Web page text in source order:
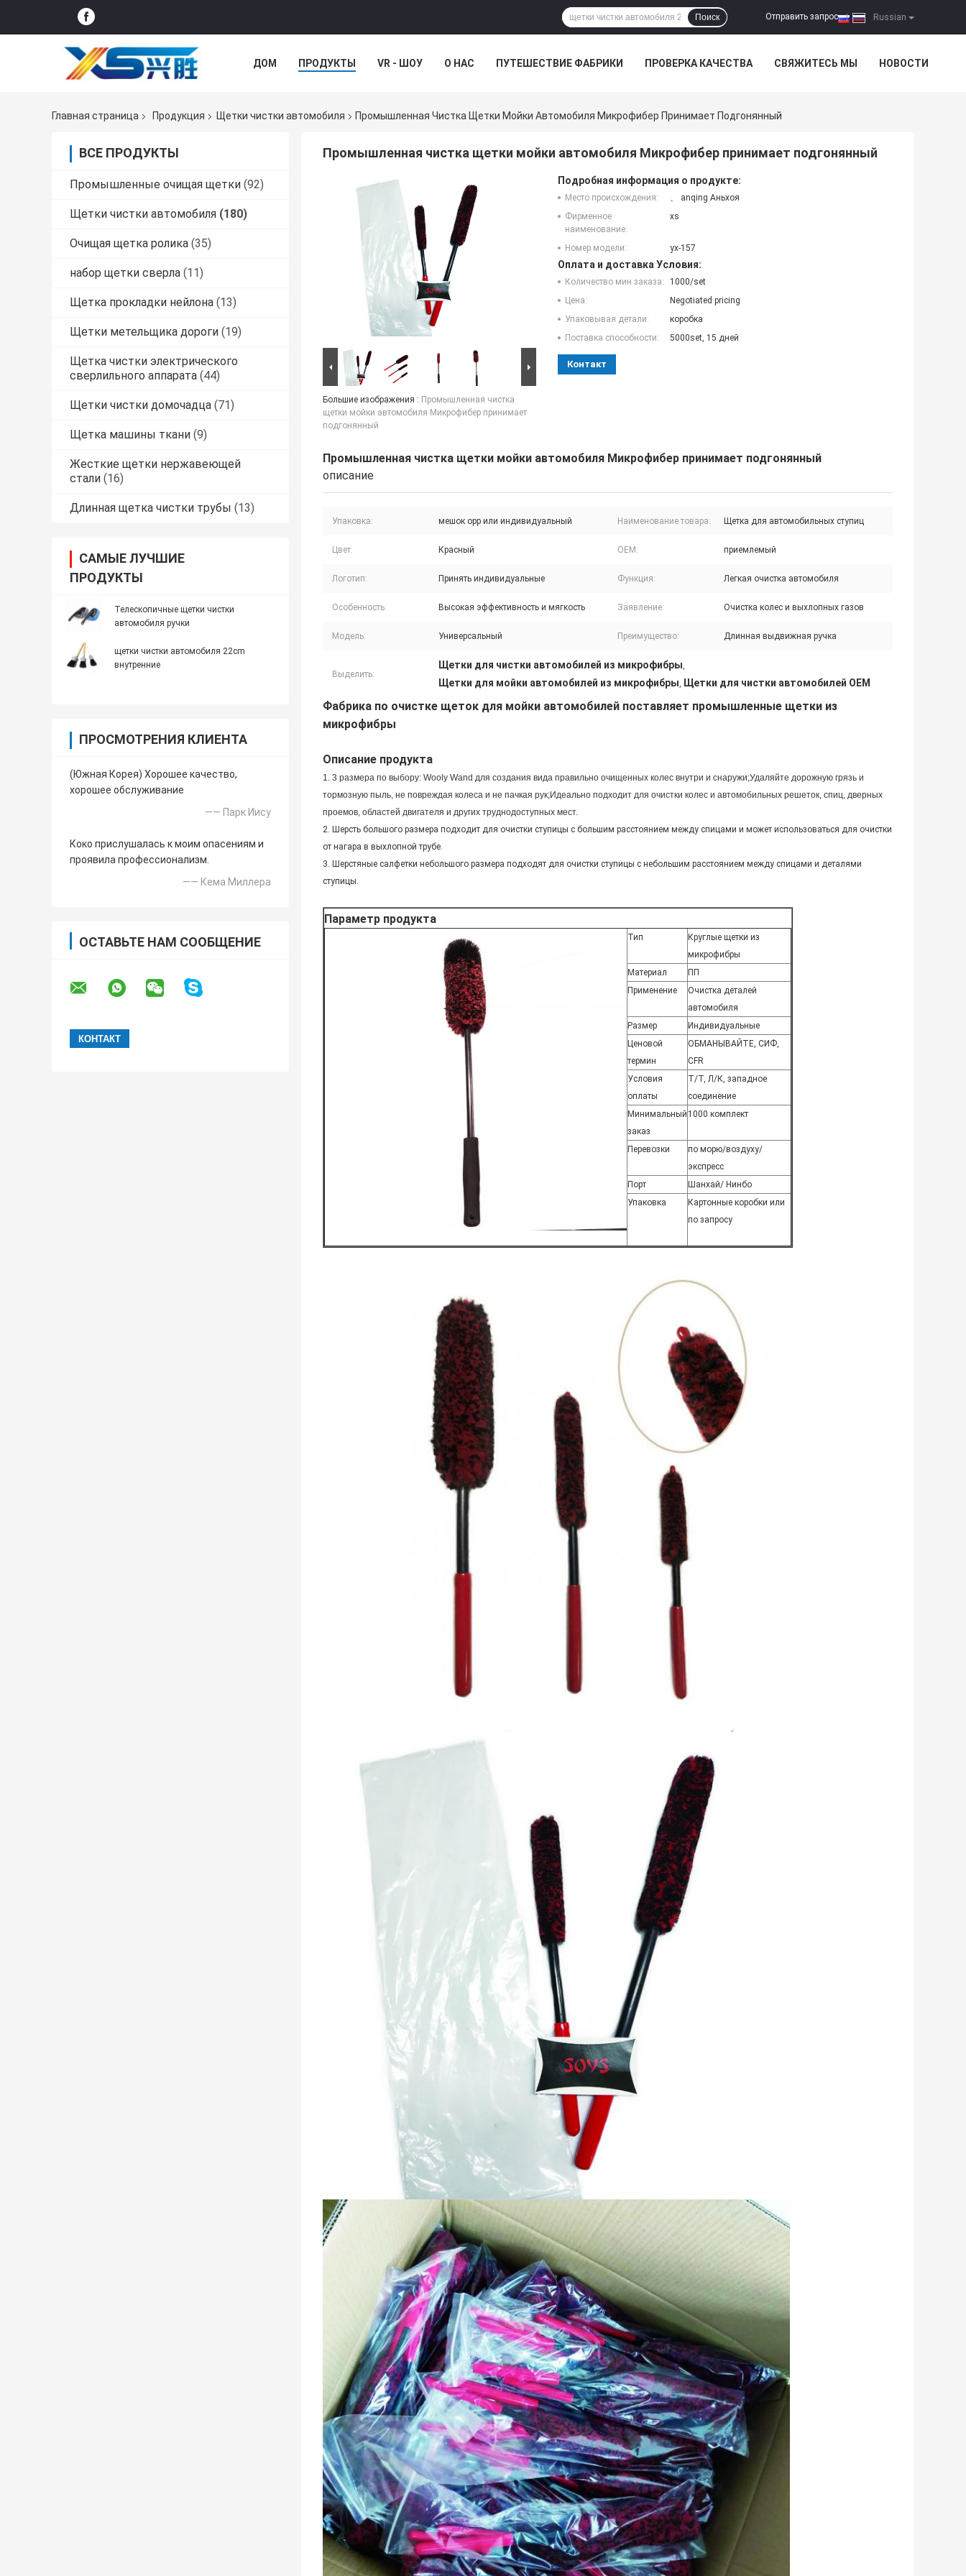
Russian
Отправить запрос |
Поиск
ДОМ ПРОДУКТЫ VR - ШОУ О НАС ПУТЕШЕСТВИЕ ФАБРИКИ ПРОВЕРКА КАЧЕСТВА СВЯЖИТЕСЬ МЫ НОВОСТИ
Главная страница
Продукция Щетки чистки автомобиля Промышленная Чистка Щетки Мойки Автомобиля Микрофибер Принимает Подгонянный
ВСЕ ПРОДУКТЫ
Промышленные очищая щетки (92)
Щетки чистки автомобиля (180)
Очищая щетка ролика (35)
набор щетки сверла (11)
Щетка прокладки нейлона (13)
Щетки метельщика дороги (19)
Щетка чистки электрического
сверлильного аппарата (44)
Щетки чистки домочадца (71)
Щетка машины ткани (9)
Жесткие щетки нержавеющей
стали (16)
Длинная щетка чистки трубы (13)
САМЫЕ ЛУЧШИЕ
ПРОДУКТЫ
Телескопичные щетки чистки
автомобиля ручки
щетки чистки автомобиля 22cm
внутренние
ПРОСМОТРЕНИЯ КЛИЕНТА
(Южная Корея) Хорошее качество,
хорошее обслуживание
—— Парк Иису
Коко прислушалась к моим опасениям и
проявила профессионализм.
—— Кема Миллера
ОСТАВЬТЕ НАМ СООБЩЕНИЕ
Промышленная чистка щетки мойки автомобиля Микрофибер принимает подгонянный
Большие изображения : Промышленная чистка
щетки мойки автомобиля Микрофибер принимает
подгонянный
Подробная информация о продукте:
Место происхождения:
、 anqing Аньхоя
Фирменное
наименование:
xs
Номер модели: yx-157
Оплата и доставка Условия:
Количество мин заказа:
1000/set
Цена:
Negotiated pricing
Упаковывая детали:
коробка
Поставка способности:
5000set, 15 дней
Контакт
Промышленная чистка щетки мойки автомобиля Микрофибер принимает подгонянный
описание
Упаковка: мешок opp или индивидуальный Наименование товара: Щетка для автомобильных ступиц
Цвет: Красный ОЕМ: приемлемый
Логотип: Принять индивидуальные Функция: Легкая очистка автомобиля
Особенность: Высокая эффективность и мягкость Заявление: Очистка колес и выхлопных газов
Модель: Универсальный Преимущество: Длинная выдвижная ручка
Выделить:
Щетки для чистки автомобилей из микрофибры,
Щетки для мойки автомобилей из микрофибры, Щетки для чистки автомобилей OEM
Фабрика по очистке щеток для мойки автомобилей поставляет промышленные щетки из
микрофибры
Описание продукта
1. 3 размера по выбору: Wooly Wand для создания вида правильно очищенных колес внутри и снаружи;Удаляйте дорожную грязь и
тормозную пыль, не повреждая колеса и не пачкая рук;Идеально подходит для очистки колес и автомобильных решеток, спиц, дверных
проемов, областей двигателя и других труднодоступных мест.
2. Шерсть большого размера подходит для очистки ступицы с большим расстоянием между спицами и может использоваться для очистки
от нагара в выхлопной трубе.
3. Шерстяные салфетки небольшого размера подходят для очистки ступицы с небольшим расстоянием между спицами и деталями
ступицы.
Параметр продукта
Тип
Круглые щетки из
микрофибры
Материал
ПП
Применение
Очистка деталей
автомобиля
Размер
Индивидуальные
Ценовой
термин
ОБМАНЫВАЙТЕ, СИФ,
CFR
Условия
оплаты
Т/Т, Л/К, западное
соединение
Минимальный
заказ
1000 комплект
Перевозки
по морю/воздуху/
экспресс
Порт
Шанхай/ Нинбо
Упаковка
Картонные коробки или
по запросу